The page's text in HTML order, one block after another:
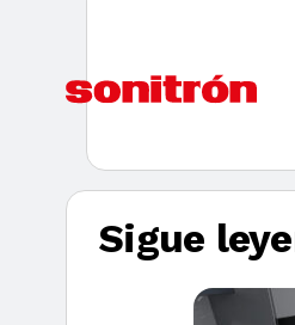
Sigue